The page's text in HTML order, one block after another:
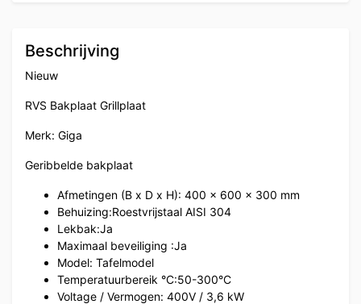
Beschrijving
Nieuw
RVS Bakplaat Grillplaat
Merk: Giga
Geribbelde bakplaat
Afmetingen (B x D x H): 400 x 600 x 300 mm
Behuizing:Roestvrijstaal AISI 304
Lekbak:Ja
Maximaal beveiliging :Ja
Model: Tafelmodel
Temperatuurbereik °C:50-300°C
Voltage / Vermogen: 400V / 3,6 kW